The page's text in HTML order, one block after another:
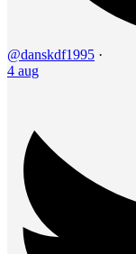
@danskdf1995 ·
4 aug